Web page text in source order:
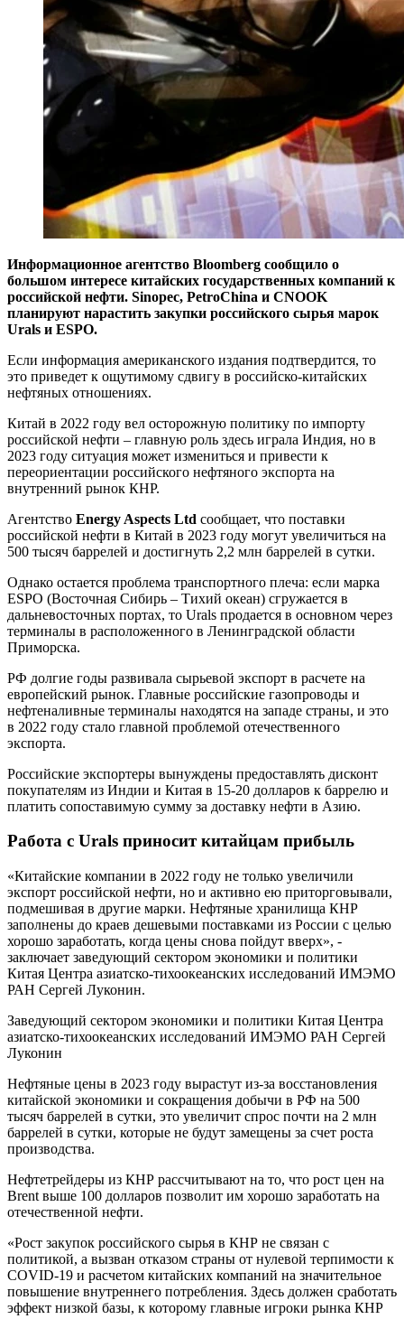
Информационное агентство Bloomberg сообщило о
большом интересе китайских государственных компаний к
российской нефти. Sinopec, PetroChina и CNOOK
планируют нарастить закупки российского сырья марок
Urals и ESPO.
Если информация американского издания подтвердится, то
это приведет к ощутимому сдвигу в российско-китайских
нефтяных отношениях.
Китай в 2022 году вел осторожную политику по импорту
российской нефти – главную роль здесь играла Индия, но в
2023 году ситуация может измениться и привести к
переориентации российского нефтяного экспорта на
внутренний рынок КНР.
Агентство Energy Aspects Ltd сообщает, что поставки
российской нефти в Китай в 2023 году могут увеличиться на
500 тысяч баррелей и достигнуть 2,2 млн баррелей в сутки.
Однако остается проблема транспортного плеча: если марка
ESPO (Восточная Сибирь – Тихий океан) сгружается в
дальневосточных портах, то Urals продается в основном через
терминалы в расположенного в Ленинградской области
Приморска.
РФ долгие годы развивала сырьевой экспорт в расчете на
европейский рынок. Главные российские газопроводы и
нефтеналивные терминалы находятся на западе страны, и это
в 2022 году стало главной проблемой отечественного
экспорта.
Российские экспортеры вынуждены предоставлять дисконт
покупателям из Индии и Китая в 15-20 долларов к баррелю и
платить сопоставимую сумму за доставку нефти в Азию.
Работа с Urals приносит китайцам прибыль
«Китайские компании в 2022 году не только увеличили
экспорт российской нефти, но и активно ею приторговывали,
подмешивая в другие марки. Нефтяные хранилища КНР
заполнены до краев дешевыми поставками из России с целью
хорошо заработать, когда цены снова пойдут вверх», -
заключает заведующий сектором экономики и политики
Китая Центра азиатско-тихоокеанских исследований ИМЭМО
РАН Сергей Луконин.
Заведующий сектором экономики и политики Китая Центра
азиатско-тихоокеанских исследований ИМЭМО РАН Сергей
Луконин
Нефтяные цены в 2023 году вырастут из-за восстановления
китайской экономики и сокращения добычи в РФ на 500
тысяч баррелей в сутки, это увеличит спрос почти на 2 млн
баррелей в сутки, которые не будут замещены за счет роста
производства.
Нефтетрейдеры из КНР рассчитывают на то, что рост цен на
Brent выше 100 долларов позволит им хорошо заработать на
отечественной нефти.
«Рост закупок российского сырья в КНР не связан с
политикой, а вызван отказом страны от нулевой терпимости к
COVID-19 и расчетом китайских компаний на значительное
повышение внутреннего потребления. Здесь должен сработать
эффект низкой базы, к которому главные игроки рынка КНР